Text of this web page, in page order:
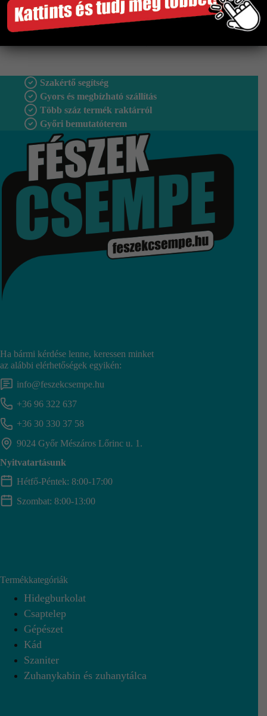
Fagyálló Nem
Gyártó
Szakértő segítség
Gyors és megbízható szállítás
Több száz termék raktárról
Győri bemutatóterem
Ha bármi kérdése lenne, keressen minket
az alábbi elérhetőségek egyikén:
info@feszekcsempe.hu
+36 96 322 637
+36 30 330 37 58
9024 Győr Mészáros Lőrinc u. 1.
Nyitvatartásunk
Hétfő-Péntek: 8:00-17:00
Szombat: 8:00-13:00
Termékkategóriák
Hidegburkolat
Csaptelep
Gépészet
Kád
Szaniter
Zuhanykabin és zuhanytálca